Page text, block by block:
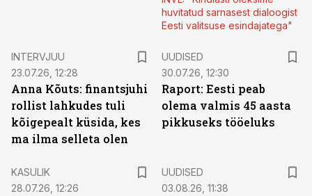
huvitatud sarnasest dialoogist
Eesti valitsuse esindajatega"
INTERVJUU
23.07.26, 12:28
Anna Kõuts: finantsjuhi
rollist lahkudes tuli
kõigepealt küsida, kes
ma ilma selleta olen
UUDISED
30.07.26, 12:30
Raport: Eesti peab
olema valmis 45 aasta
pikkuseks tööeluks
KASULIK
28.07.26, 12:26
UUDISED
03.08.26, 11:38